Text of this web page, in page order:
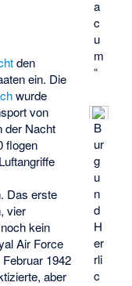
a
c
u
m
“
B
ur
g
u
n
d
H
er
rli
c
den
ein. Die
wurde
von
der Nacht
flogen
Das erste
vier
kein
Air Force
1942
aber